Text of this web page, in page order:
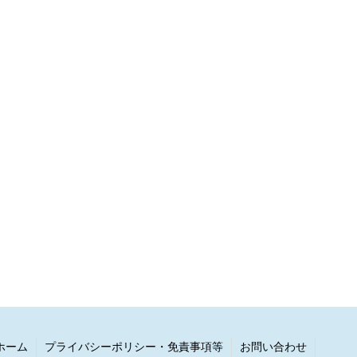
ーム プライバシーポリシー・免責事項等 お問い合わせ